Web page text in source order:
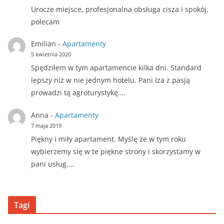
Urocze miejsce, profesjonalna obsługa cisza i spokój,
polecam
Emilian - Apartamenty
5 kwietnia 2020
Spędziłem w tym apartamencie kilka dni. Standard
lepszy niż w nie jednym hotelu. Pani Iza z pasją
prowadzi tą agroturystykę.…
Anna - Apartamenty
7 maja 2019
Piękny i miły apartament. Myślę że w tym roku
wybierzemy się w te piękne strony i skorzystamy w
pani usług.…
Tagi